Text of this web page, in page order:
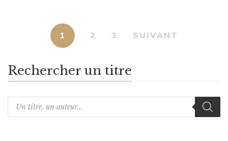
1 2 3 SUIVANT
Rechercher un titre